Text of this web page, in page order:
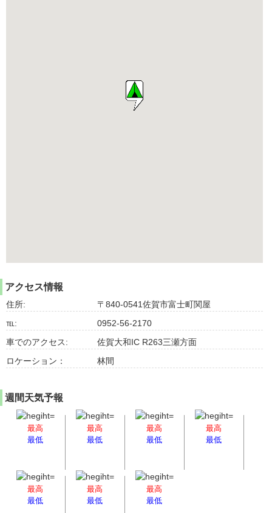
アクセス情報
住所:
〒840-0541佐賀市富士町関屋
℡:
0952-56-2170
車でのアクセス:
佐賀大和IC R263三瀬方面
ロケーション：
林間
週間天気予報
最高
最低
最高
最低
最高
最低
最高
最低
最高
最低
最高
最低
最高
最低